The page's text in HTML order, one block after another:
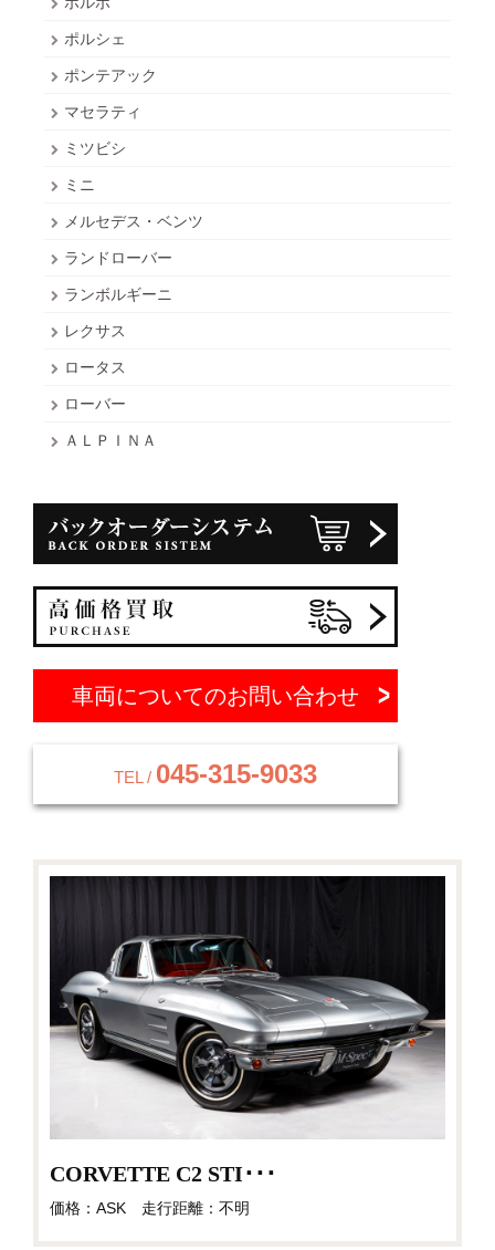
ポルシェ
ポンテアック
マセラティ
ミツビシ
ミニ
メルセデス・ベンツ
ランドローバー
ランボルギーニ
レクサス
ロータス
ローバー
ＡＬＰＩＮＡ
車両についてのお問い合わせ
TEL / 045-315-9033
CORVETTE C2 STI･･･
価格：ASK 走行距離：不明